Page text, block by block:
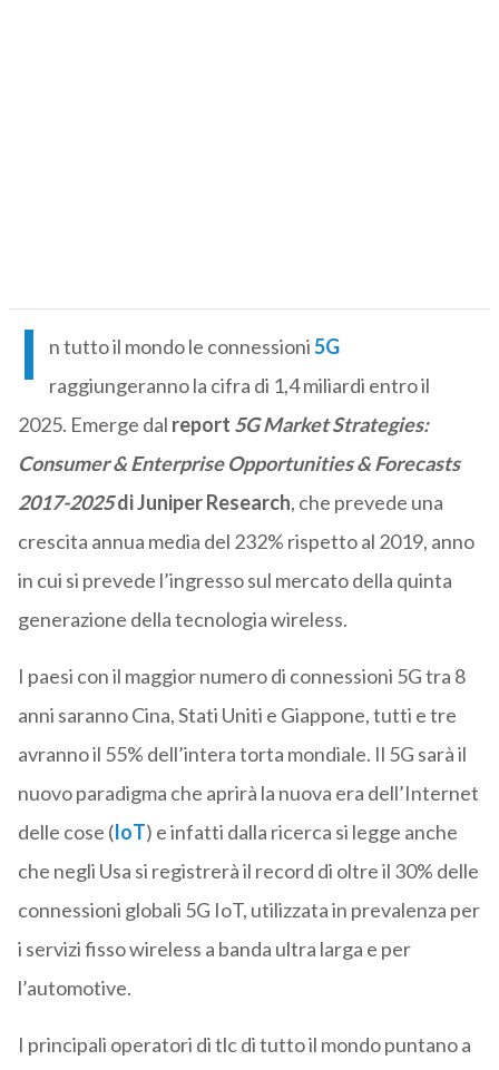
I n tutto il mondo le connessioni5G
raggiungeranno la cifra di 1,4 miliardi entro il
2025. Emerge dal report 5G Market Strategies:
Consumer & Enterprise Opportunities & Forecasts
2017-2025di Juniper Research, che prevede una
crescita annua media del 232% rispetto al 2019, anno
in cui si prevede l’ingresso sul mercato della quinta
generazione della tecnologia wireless.
I paesi con il maggior numero di connessioni 5G tra 8
anni saranno Cina, Stati Uniti e Giappone, tutti e tre
avranno il 55% dell’intera torta mondiale. Il 5G sarà il
nuovo paradigma che aprirà la nuova era dell’Internet
delle cose (IoT) e infatti dalla ricerca si legge anche
che negli Usa si registrerà il record di oltre il 30% delle
connessioni globali 5G IoT, utilizzata in prevalenza per
i servizi fisso wireless a banda ultra larga e per
l’automotive.
I principali operatori di tlc di tutto il mondo puntano a